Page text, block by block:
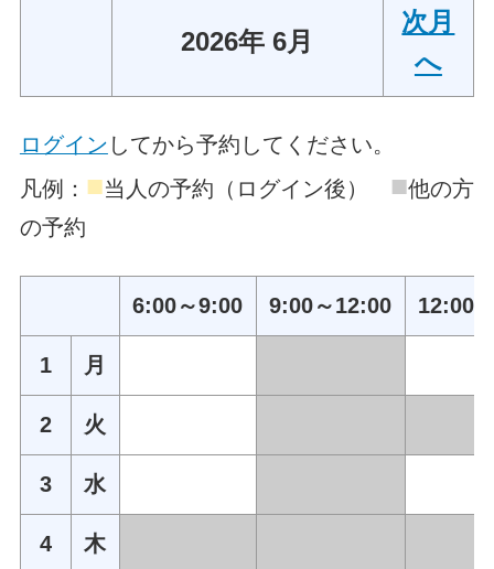
2026年 6月
次月
へ
ログイン してから予約してください。
凡例： ■当人の予約（ログイン後） ■他の方
の予約
6:00～9:00 9:00～12:00 12:00
1 月
2 火
3 水
4 木